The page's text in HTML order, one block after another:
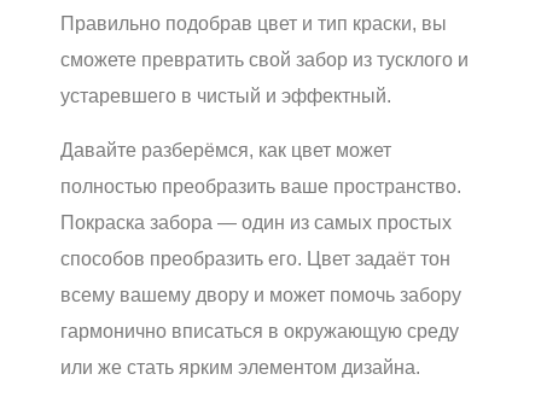
Правильно подобрав цвет и тип краски, вы
сможете превратить свой забор из тусклого и
устаревшего в чистый и эффектный.
Давайте разберёмся, как цвет может
полностью преобразить ваше пространство.
Покраска забора — один из самых простых
способов преобразить его. Цвет задаёт тон
всему вашему двору и может помочь забору
гармонично вписаться в окружающую среду
или же стать ярким элементом дизайна.